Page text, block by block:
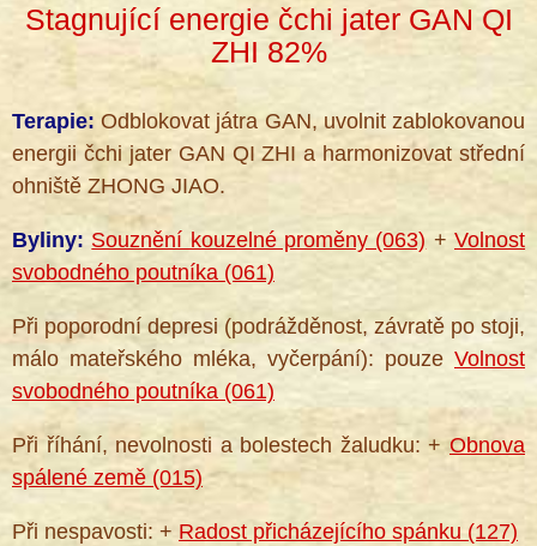
Stagnující energie čchi jater GAN QI
ZHI 82%
Terapie: Odblokovat játra GAN, uvolnit zablokovanou
energii čchi jater GAN QI ZHI a harmonizovat střední
ohniště ZHONG JIAO.
Byliny: Souznění kouzelné proměny (063) +Volnost
svobodného poutníka (061)
Při poporodní depresi (podrážděnost, závratě po stoji,
málo mateřského mléka, vyčerpání): pouze Volnost
svobodného poutníka (061)
Při říhání, nevolnosti a bolestech žaludku: +Obnova
spálené země (015)
Při nespavosti: + Radost přicházejícího spánku (127)
®